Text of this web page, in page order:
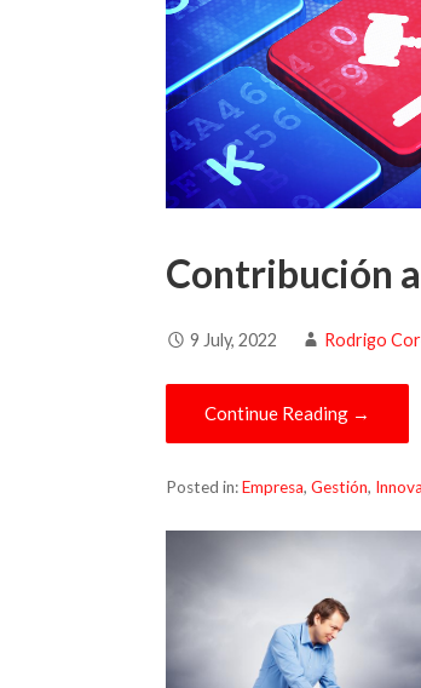
Contribución
9 July, 2022 Rodrigo
Continue Reading →
Posted in:Empresa,Gestión,